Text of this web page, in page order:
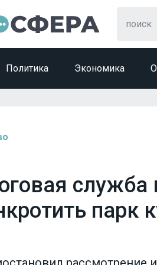
Политика Экономика
служба
парк